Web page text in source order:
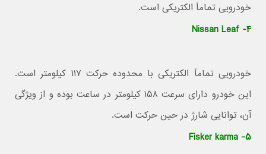
خودرویی تماماً الکتریکی است.
۴- Nissan Leaf
خودرویی تماماً الکتریکی با محدوده حرکت ۱۱۷ کیلومتر است.
این خودرو دارای سرعت ۱۵۸ کیلومتر در ساعت بوده و از ویژگی‌
آن، توانایی شارژ در حین حرکت است.
۵- Fisker karma